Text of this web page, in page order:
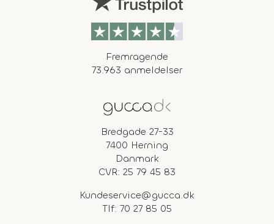
Fremragende
73.963 anmeldelser
Bredgade 27-33
7400 Herning
Danmark
CVR: 25 79 45 83
Kundeservice@gucca.dk
Tlf: 70 27 85 05